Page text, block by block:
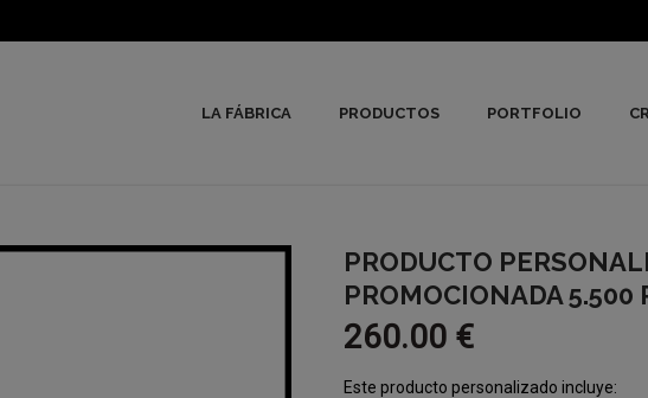
LA FÁBRICA PRODUCTOS PORTFOLIO
PRODUCTO
PROMOCIONADA 5.500
260.00 €
Este producto personalizado incluye: